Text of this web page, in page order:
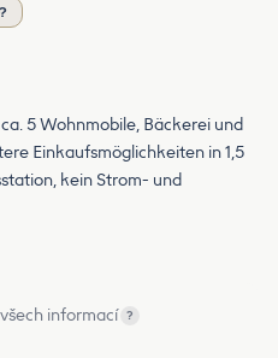
5 Wohnmobile, Bäckerei und
Einkaufsmöglichkeiten in 1,5
kein Strom- und
informací ?